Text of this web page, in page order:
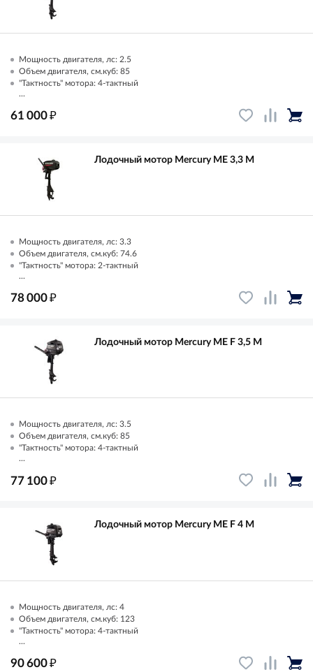
Мощность двигателя, лс: 2.5
Объем двигателя, см.куб: 85
"Тактность" мотора: 4-тактный
...
61 000₽
Лодочный мотор Mercury ME 3,3 M
Мощность двигателя, лс: 3.3
Объем двигателя, см.куб: 74.6
"Тактность" мотора: 2-тактный
...
78 000₽
Лодочный мотор Mercury ME F 3,5 M
Мощность двигателя, лс: 3.5
Объем двигателя, см.куб: 85
"Тактность" мотора: 4-тактный
...
77 100₽
Лодочный мотор Mercury ME F 4 M
Мощность двигателя, лс: 4
Объем двигателя, см.куб: 123
"Тактность" мотора: 4-тактный
...
90 600₽